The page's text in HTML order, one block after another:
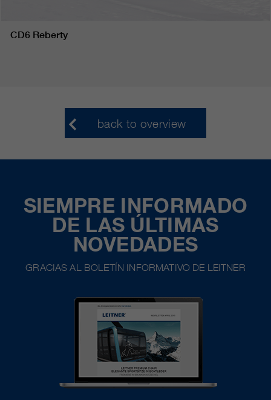
CD6 Reberty
back to overview
SIEMPRE INFORMADO
DE LAS ÚLTIMAS
NOVEDADES
GRACIAS AL BOLETÍN INFORMATIVO DE LEITNER